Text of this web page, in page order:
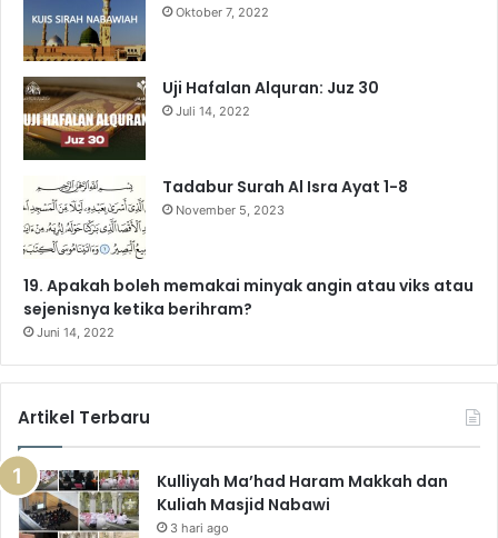
k
m
Oktober 7, 2022
Uji Hafalan Alquran: Juz 30
Juli 14, 2022
Tadabur Surah Al Isra Ayat 1-8
November 5, 2023
19. Apakah boleh memakai minyak angin atau viks atau
sejenisnya ketika berihram?
Juni 14, 2022
Artikel Terbaru
Kulliyah Ma’had Haram Makkah dan
Kuliah Masjid Nabawi
3 hari ago